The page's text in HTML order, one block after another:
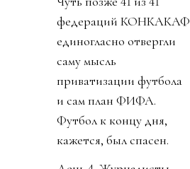
федераций КОНКАКАФ
единогласно отвергли
саму мысль
приватизации футбола
и сам план ФИФА.
Футбол к концу дня,
кажется, был спасен.